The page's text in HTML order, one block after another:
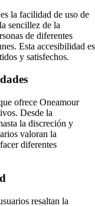
la facilidad de uso de
sencillez de la
de diferentes
Esta accesibilidad es
y satisfechos.
ofrece Oneamour
Desde la
la discreción y
valoran la
diferentes
resaltan la